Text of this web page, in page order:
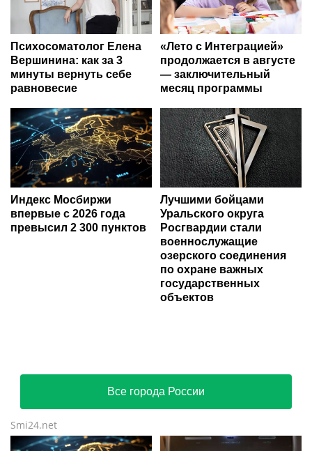
Психосоматолог Елена
Вершинина: как за 3
минуты вернуть себе
равновесие
«Лето с Интеграцией»
продолжается в августе
— заключительный
месяц программы
Индекс Мосбиржи
впервые с 2026 года
превысил 2 300 пунктов
Лучшими бойцами
Уральского округа
Росгвардии стали
военнослужащие
озерского соединения
по охране важных
государственных
объектов
Все города России
Smi24.net